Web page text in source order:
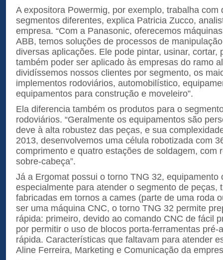
A expositora Powermig, por exemplo, trabalha com
segmentos diferentes, explica Patricia Zucco,
empresa. “Com a Panasonic, oferecemos
ABB, temos soluções de processos de
diversas aplicações. Ele pode pintar, usinar, cortar,
também poder ser aplicado às empresas do ramo
dividíssemos nossos clientes por segmento, os
implementos rodoviários, automobilístico,
equipamentos para construção e moveleiro”.
Ela diferencia também os produtos para o
rodoviários. “Geralmente os equipamentos são
deve à alta robustez das peças, e sua
2013, desenvolvemos uma célula robotizada com
comprimento e quatro estações de soldagem, com
sobre-cabeça”.
Já a Ergomat possui o torno TNG 32, equipamento
especialmente para atender o segmento de peças,
fabricadas em tornos a cames (parte de uma roda
ser uma máquina CNC, o torno TNG 32 permite
rápida: primeiro, devido ao comando CNC de fácil
por permitir o uso de blocos porta-ferramentas pré-
rápida. Características que faltavam para atender
Aline Ferreira, Marketing e Comunicação da